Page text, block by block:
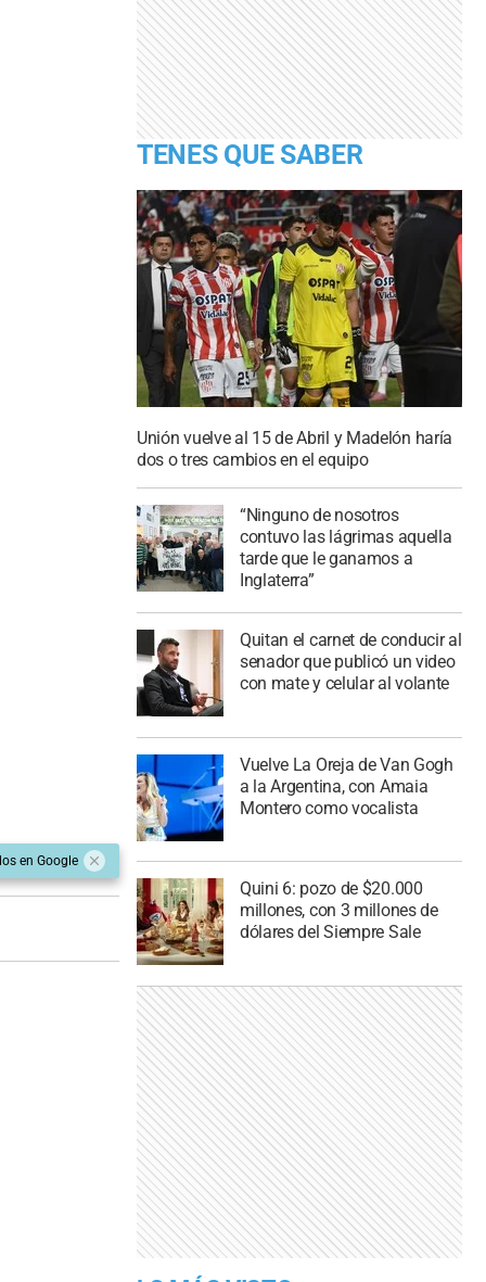
en Google
TENES QUE SABER
Unión vuelve al 15 de Abril y Madelón haría
dos o tres cambios en el equipo
“Ninguno de nosotros
contuvo las lágrimas aquella
tarde que le ganamos a
Inglaterra”
Quitan el carnet de conducir al
senador que publicó un video
con mate y celular al volante
Vuelve La Oreja de Van Gogh
a la Argentina, con Amaia
Montero como vocalista
Quini 6: pozo de $20.000
millones, con 3 millones de
dólares del Siempre Sale